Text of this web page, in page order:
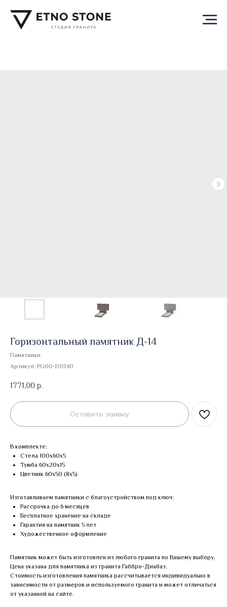
Горизонтальный памятник Д-14
Памятники
Артикул: PG00-D0140
1771,00 р.
Оставить заявку
В комплекте:
Стела 100х60х5
Тумба 60х20х15
Цветник 60х50 (8х5)
Изготавливаем памятники с благоустройством под ключ:
Рассрочка до 6 месяцев
Бесплатное хранение на складе
Гарантия на памятник 5 лет
Художественное оформление
Памятник может быть изготовлен из любого гранита по Вашему выбору.
Цена указана для памятника из гранита Габбро-Диабаз.
Стоимость изготовления памятника рассчитывается индивидуально в
зависимости от размеров и используемого гранита и может отличаться
от указанной на сайте.